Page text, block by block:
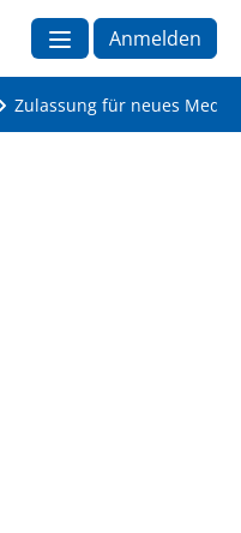
Anmelden
Zulassung für neues